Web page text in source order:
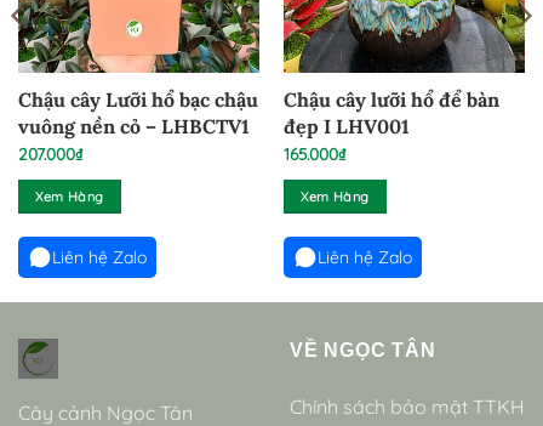
Chậu cây Lưỡi hổ bạc chậu
vuông nền cỏ – LHBCTV1
207.000₫
Xem Hàng
Liên hệ Zalo
Chậu cây lưỡi hổ để bàn
đẹp I LHV001
165.000₫
Xem Hàng
Liên hệ Zalo
Cây cảnh Ngọc Tân
VỀ NGỌC TÂN
Chính sách bảo mật TTKH